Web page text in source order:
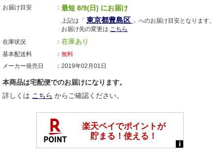
お届け目安
最短 8/9(日) にお届け
上記は「 東京都豊島区 」へのお届け目安となります。
お届け先の変更は こちら
在庫状況
在庫あり
基本配送料
無料
メーカー発売日
2019年02月01日
本商品は宅配便でのお届けになります。
詳しくは こちら からご確認ください。